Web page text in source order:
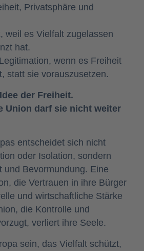
Privatsphäre und
weil es Vielfalt zugelassen
hat.
wenn es Freiheit
statt sie vorauszusetzen.
der Freiheit.
Union darf sie nicht weiter
entscheidet sich nicht
oder Isolation, sondern
und Bevormundung. Eine
die Vertrauen in ihre Bürger
und wirtschaftliche Stärke
die Kontrolle und
verliert ihre Seele.
sein, das Vielfalt schützt,